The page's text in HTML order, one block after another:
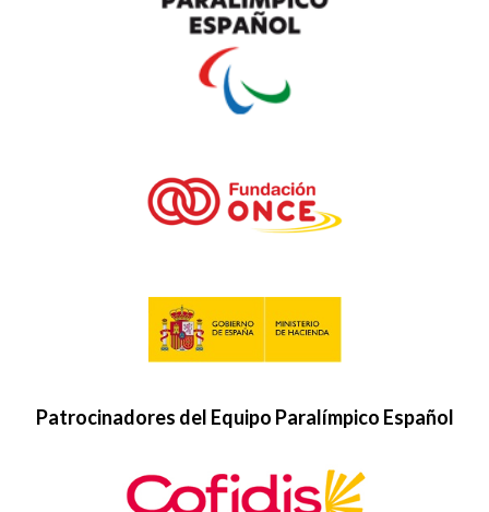
Patrocinadores del Equipo Paralímpico Español